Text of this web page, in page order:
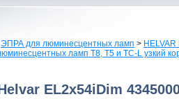
ЭПРА для люминесцентных ламп >
ламп Т8, Т5 и TC-L узкий
EL2x54iDim